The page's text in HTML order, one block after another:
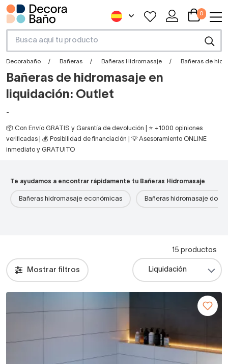
0
Decorabaño Bañeras Bañeras Hidromasaje Bañeras de
Bañeras de hidromasaje en
liquidación: Outlet
-
📦 Con Envío GRATIS y Garantía de devolución | ⭐ +1000 opiniones
verificadas | 💰 Posibilidad de financiación | 💡 Asesoramiento ONLINE
inmediato y GRATUITO
Te ayudamos a encontrar rápidamente tu Bañeras Hidromasaje
Bañeras hidromasaje económicas Bañeras hidromasaje
Mostrar filtros
15 productos